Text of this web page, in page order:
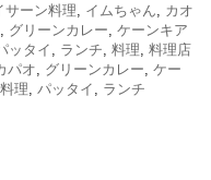
サーン料理 イムちゃん
カオ
グリーンカレー ケーンキア
ッタイ ランチ 料理 料理店
パオ グリーンカレー ,ケー
理 パッタイ ランチ